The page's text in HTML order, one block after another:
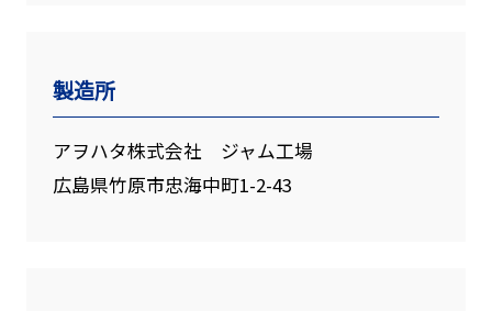
製造所
アヲハタ株式会社 ジャム工場
広島県竹原市忠海中町1-2-43